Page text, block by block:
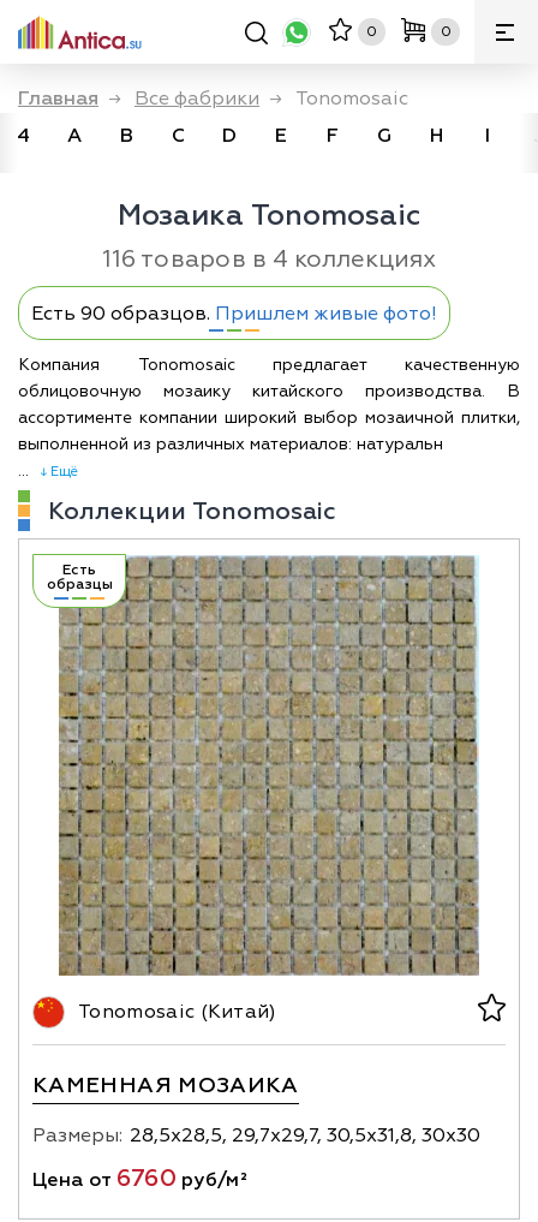
0 0
Главная → Все фабрики →
Tonomosaic
4
A B C D E F G H I
Мозаика Tonomosaic
116 товаров в 4 коллекциях
Есть 90 образцов. Пришлем живые фото!
Компания Tonomosaic предлагает качественную
облицовочную мозаику китайского производства. В
ассортименте компании широкий выбор мозаичной плитки,
выполненной из различных материалов: натуральн
... ↓ Ещё
Коллекции Tonomosaic
Есть
образцы
Tonomosaic (Китай)
КАМЕННАЯ МОЗАИКА
Размеры: 28,5х28,5, 29,7х29,7, 30,5х31,8, 30х30
Цена от 6760 руб/м²